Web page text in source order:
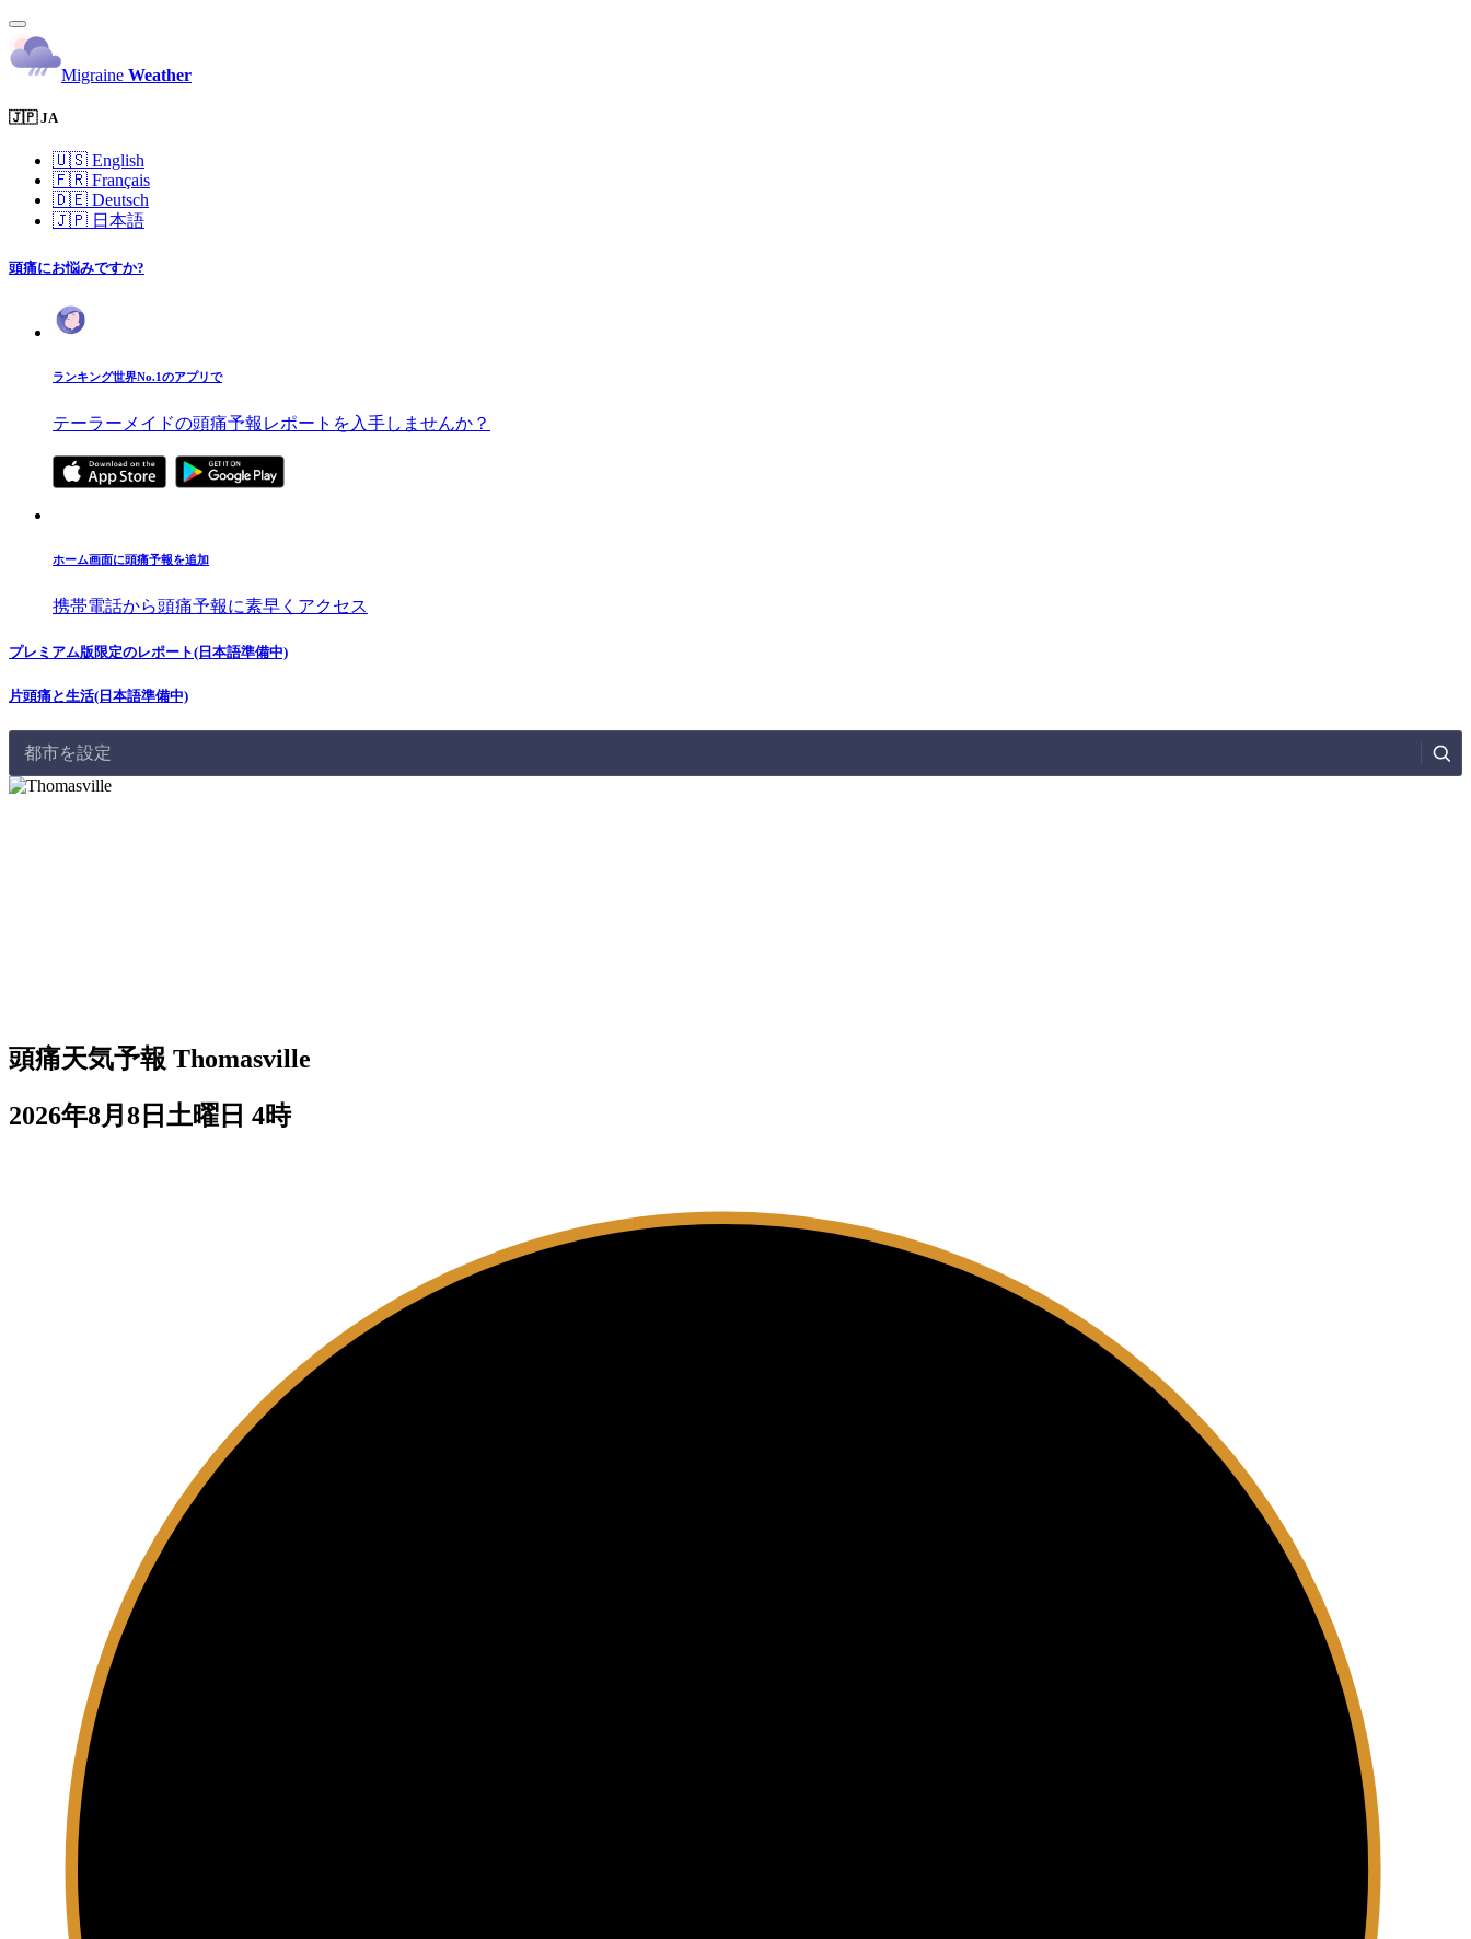
Migraine Weather
🇯🇵 JA
🇺🇸 English
🇫🇷 Français
🇩🇪 Deutsch
🇯🇵 日本語
頭痛にお悩みですか?
ランキング世界No.1のアプリで
テーラーメイドの頭痛予報レポートを入手しませんか？
ホーム画面に頭痛予報を追加
携帯電話から頭痛予報に素早くアクセス
プレミアム版限定のレポート(日本語準備中)
片頭痛と生活(日本語準備中)
都市を設定
頭痛天気予報 Thomasville
2026年8月8日土曜日 4時